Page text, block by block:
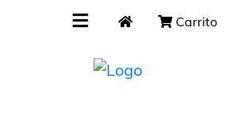
Carrito